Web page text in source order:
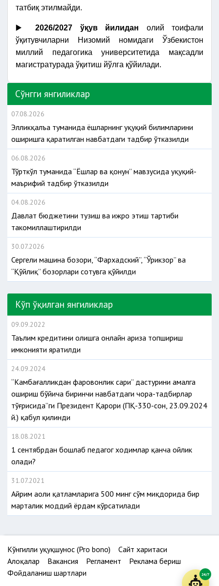
татбиқ этилмайди.
▶️ 2026/2027 ўқув йилидан олий тоифали
ўқитувчиларни Низомий номидаги Ўзбекистон
миллий педагогика университетида мақсадли
магистратурада ўқитиш йўлга қўйилади.
Сўнгги янгиликлар
07.08.2026
Элликқалъа туманида ёшларнинг ҳуқуқий билимларини
оширишга қаратилган навбатдаги тадбир ўтказилди
06.08.2026
Тўрткўл туманида “Ёшлар ва қонун” мавзусида ҳуқуқий-
маърифий тадбир ўтказилди
04.08.2026
Давлат бюджетини тузиш ва ижро этиш тартиби
такомиллаштирилди
30.07.2026
Сергели машина бозори, “Фархадский”, “Ўрикзор” ва
“Қўйлиқ” бозорлари сотувга қўйилди
Кўп ўқилган янгиликлар
09.09.2022
Таълим кредитини олишга онлайн ариза топшириш
имконияти яратилди
24.09.2024
“Камбағалликдан фаровонлик сари” дастурини амалга
ошириш бўйича биринчи навбатдаги чора-тадбирлар
тўғрисида”ги Президент Қарори (ПҚ-330-сон, 23.09.2024
й.) қабул қилинди
18.08.2021
1 сентябрдан бошлаб педагог ходимлар қанча ойлик
олади?
31.07.2021
Айрим аҳоли қатламларига 500 минг сўм миқдорида бир
марталик моддий ёрдам кўрсатилади
Кўнгилли ҳуқуқшунос (Pro bono)
Сайт харитаси
Алоқалар
Вакансия Регламент
Реклама бериш
Фойдаланиш шартлари
24/7